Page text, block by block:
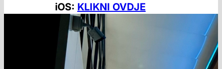
iOS: KLIKNI OVDJE